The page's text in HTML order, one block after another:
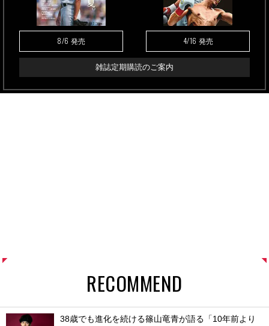
8/6 発売 4/16 発売
雑誌定期購読のご案内
RECOMMEND
38歳でも進化を続ける篠山竜青が語る「10年前より